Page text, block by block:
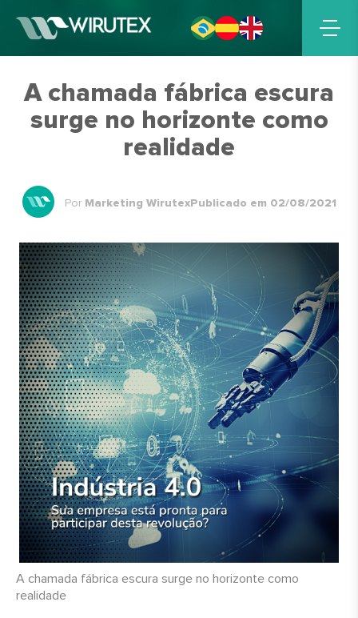
A chamada fábrica escura
surge no horizonte como
realidade
Por Marketing WirutexPublicado em 02/08/2021
A chamada fábrica escura surge no horizonte como
realidade